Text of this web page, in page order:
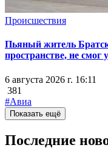
Происшествия
Пьяный житель
пространстве, не смог
6 августа 2026 г. 16:11
381
#Авиа
Показать ещё
Последние